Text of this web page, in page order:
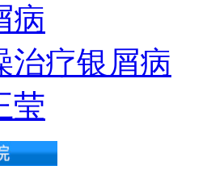
病
治疗银屑病
莹